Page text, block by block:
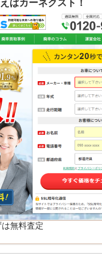
ばカーネクスト！
は無料査定